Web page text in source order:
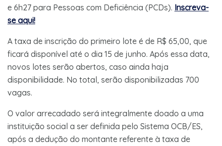
e 6h27 para Pessoas com Deficiência (PCDs). Inscreva-
se aqui!
A taxa de inscrição do primeiro lote é de R$ 65,00, que
ficará disponível até o dia 15 de junho. Após essa data,
novos lotes serão abertos, caso ainda haja
disponibilidade. No total, serão disponibilizadas 700
vagas.
O valor arrecadado será integralmente doado a uma
instituição social a ser definida pelo Sistema OCB/ES,
após a dedução do montante referente à taxa de